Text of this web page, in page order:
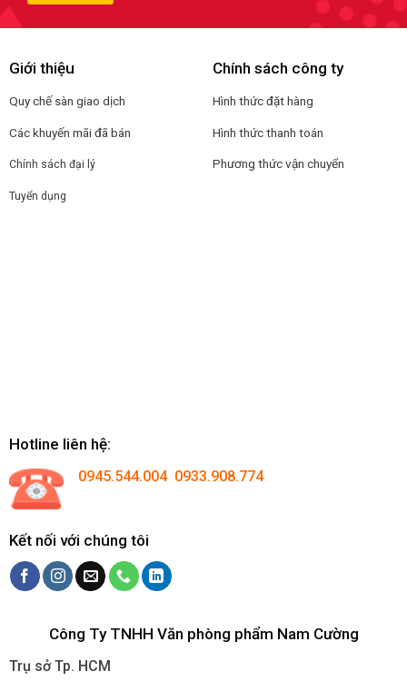
Giới thiệu
Quy chế sàn giao dịch
Các khuyến mãi đã bán
Chính sách đại lý
Tuyển dụng
Chính sách công ty
Hình thức đặt hàng
Hình thức thanh toán
Phương thức vận chuyển
Hotline liên hệ:
0945.544.004 0933.908.774
Kết nối với chúng tôi
Công Ty TNHH Văn phòng phẩm Nam Cường
Trụ sở Tp. HCM